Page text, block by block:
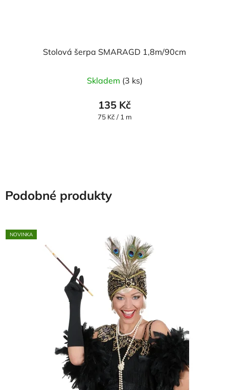
Stolová šerpa SMARAGD 1,8m/90cm
Skladem (3 ks)
135 Kč
Měrná
75 Kč / 1 m
Podobné produkty
NOVINKA